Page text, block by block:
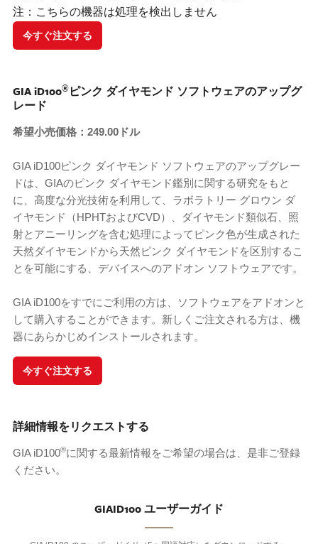
注：こちらの機器は処理を検出しません
今すぐ注文する
GIA iD100®ピンク ダイヤモンド ソフトウェアのアップグ
レード
希望小売価格：249.00ドル
GIA iD100ピンク ダイヤモンド ソフトウェアのアップグレー
ドは、GIAのピンク ダイヤモンド鑑別に関する研究をもと
に、高度な分光技術を利用して、ラボラトリー グロウン ダ
イヤモンド（HPHTおよびCVD）、ダイヤモンド類似石、照
射とアニーリングを含む処理によってピンク色が生成された
天然ダイヤモンドから天然ピンク ダイヤモンドを区別するこ
とを可能にする、デバイスへのアドオン ソフトウェアです。
GIA iD100をすでにご利用の方は、ソフトウェアをアドオンと
して購入することができます。新しくご注文される方は、機
器にあらかじめインストールされます。
今すぐ注文する
詳細情報をリクエストする
GIA iD100®に関する最新情報をご希望の場合は、是非ご登録
ください。
GIAID100 ユーザーガイド